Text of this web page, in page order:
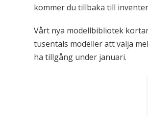
kommer du tillbaka till
Vårt nya modellbibliotek
tusentals modeller att välja
ha tillgång under januari.